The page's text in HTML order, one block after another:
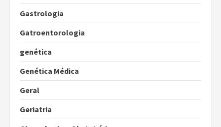
Gastrologia
Gatroentorologia
genética
Genética Médica
Geral
Geriatria